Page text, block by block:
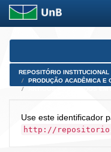
Skip
REPOSITÓRIO INSTITUCIONAL
PRODUÇÃO ACADÊMICA E
Use este identificador
http://